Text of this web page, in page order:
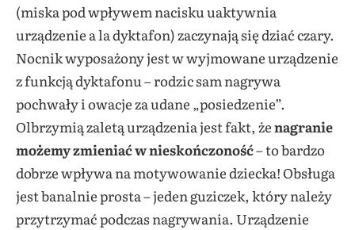
(miska pod wpływem nacisku uaktywnia
urządzenie a la dyktafon) zaczynają się dziać czary.
Nocnik wyposażony jest w wyjmowane urządzenie
z funkcją dyktafonu – rodzic sam nagrywa
pochwały i owacje za udane „posiedzenie”.
Olbrzymią zaletą urządzenia jest fakt, żenagranie
możemy zmieniać w nieskończoność– to bardzo
dobrze wpływa na motywowanie dziecka! Obsługa
jest banalnie prosta – jeden guziczek, który należy
przytrzymać podczas nagrywania. Urządzenie